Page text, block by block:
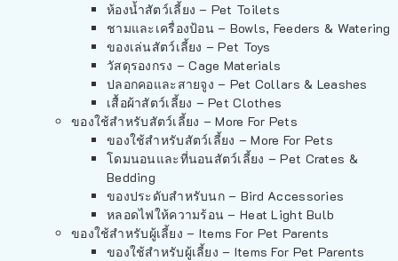
ห้องน้ำสัตว์เลี้ยง – Pet Toilets
ชามและเครื่องป้อน – Bowls, Feeders & Watering
ของเล่นสัตว์เลี้ยง – Pet Toys
วัสดุรองกรง – Cage Materials
ปลอกคอและสายจูง – Pet Collars & Leashes
เสื้อผ้าสัตว์เลี้ยง – Pet Clothes
ของใช้สำหรับสัตว์เลี้ยง – More For Pets
ของใช้สำหรับสัตว์เลี้ยง – More For Pets
โดมนอนและที่นอนสัตว์เลี้ยง – Pet Crates &
Bedding
ของประดับสำหรับนก – Bird Accessories
หลอดไฟให้ความร้อน – Heat Light Bulb
ของใช้สำหรับผู้เลี้ยง – Items For Pet Parents
ของใช้สำหรับผู้เลี้ยง – Items For Pet Parents